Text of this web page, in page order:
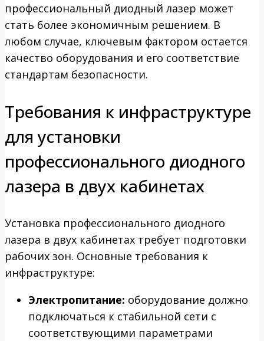
профессиональный диодный лазер может
стать более экономичным решением. В
любом случае, ключевым фактором остается
качество оборудования и его соответствие
стандартам безопасности.
Требования к инфраструктуре
для установки
профессионального диодного
лазера в двух кабинетах
Установка профессионального диодного
лазера в двух кабинетах требует подготовки
рабочих зон. Основные требования к
инфраструктуре:
Электропитание: оборудование должно
подключаться к стабильной сети с
соответствующими параметрами